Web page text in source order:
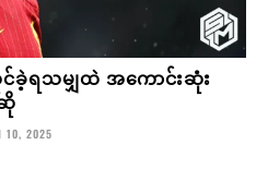
ရသမျှထဲ အကောင်းဆုံး
10, 2025